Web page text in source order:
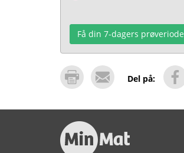
Få din 7-dagers prøveriode
Del på: